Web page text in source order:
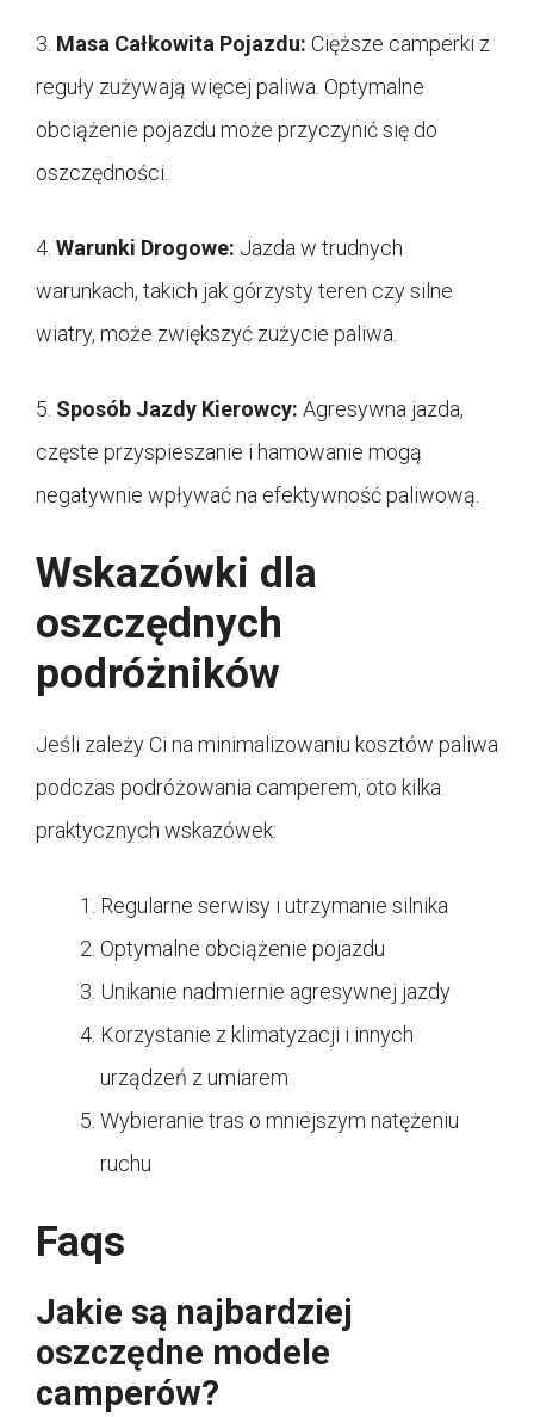
3. Masa Całkowita Pojazdu: Cięższe camperki z
reguły zużywają więcej paliwa. Optymalne
obciążenie pojazdu może przyczynić się do
oszczędności.
4. Warunki Drogowe: Jazda w trudnych
warunkach, takich jak górzysty teren czy silne
wiatry, może zwiększyć zużycie paliwa.
5. Sposób Jazdy Kierowcy: Agresywna jazda,
częste przyspieszanie i hamowanie mogą
negatywnie wpływać na efektywność paliwową.
Wskazówki dla
oszczędnych
podróżników
Jeśli zależy Ci na minimalizowaniu kosztów paliwa
podczas podróżowania camperem, oto kilka
praktycznych wskazówek:
Regularne serwisy i utrzymanie silnika
Optymalne obciążenie pojazdu
Unikanie nadmiernie agresywnej jazdy
Korzystanie z klimatyzacji i innych
urządzeń z umiarem
Wybieranie tras o mniejszym natężeniu
ruchu
Faqs
Jakie są najbardziej
oszczędne modele
camperów?